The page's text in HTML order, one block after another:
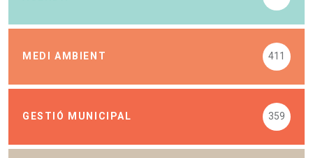
MEDI AMBIENT 411
GESTIÓ MUNICIPAL 359